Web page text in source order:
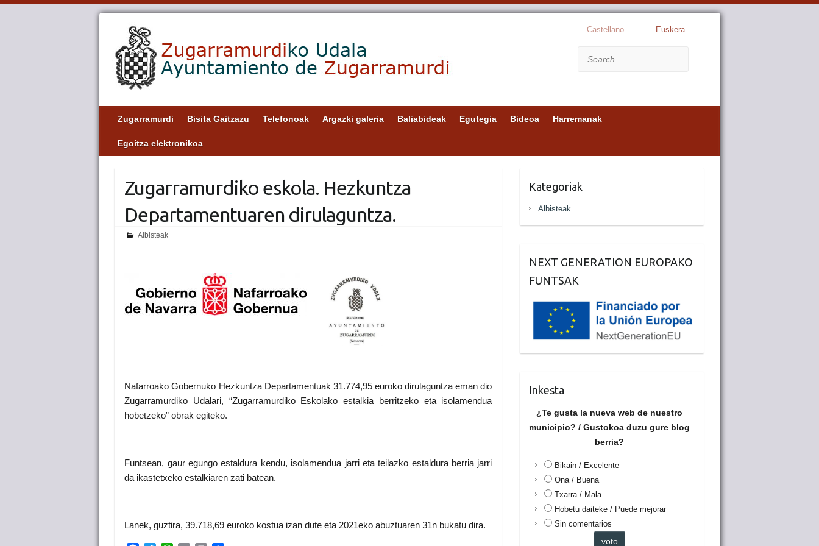
Castellano Euskera
Zugarramurdi Bisita Gaitzazu Telefonoak Argazki galeria Baliabideak Egutegia Bideoa Harremanak
Egoitza elektronikoa
Zugarramurdiko eskola. Hezkuntza
Departamentuaren dirulaguntza.
Albisteak
Nafarroako Gobernuko Hezkuntza Departamentuak 31.774,95 euroko dirulaguntza eman dio
Zugarramurdiko Udalari, “Zugarramurdiko Eskolako estalkia berritzeko eta isolamendua
hobetzeko” obrak egiteko.
Funtsean, gaur egungo estaldura kendu, isolamendua jarri eta teilazko estaldura berria jarri
da ikastetxeko estalkiaren zati batean.
Lanek, guztira, 39.718,69 euroko kostua izan dute eta 2021eko abuztuaren 31n bukatu dira.
Kategoriak
Albisteak
NEXT GENERATION EUROPAKO
FUNTSAK
Inkesta
¿Te gusta la nueva web de nuestro
municipio? / Gustokoa duzu gure blog
berria?
Bikain / Excelente
Ona / Buena
Txarra / Mala
Hobetu daiteke / Puede mejorar
Sin comentarios